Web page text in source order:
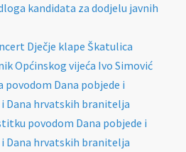
kandidata za dodjelu javnih
Dječje klape Škatulica
Općinskog vijeća Ivo Simović
Dana pobjede i
Dana hrvatskih branitelja
povodom Dana pobjede i
Dana hrvatskih branitelja